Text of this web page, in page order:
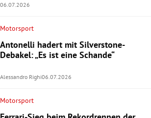
06.07.2026
Motorsport
Antonelli hadert mit Silverstone-
Debakel: „Es ist eine Schande“
Alessandro Righi06.07.2026
Motorsport